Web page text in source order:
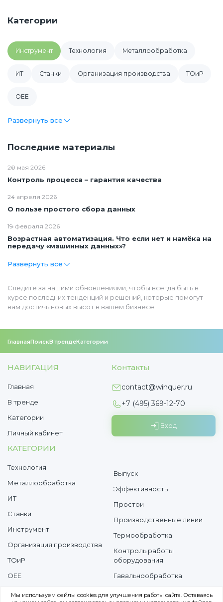
Мы используем файлы cookies для улучшения работы сайта. Оставаясь
предприятия на своем производстве используют
инструментами, только процесс стал более сложным,
более технологичным и автоматизированным.
Категории
Инструмент Технология Металлообработка
ИТ Cтанки Организация производства ТОиР
OEE
Развернуть все
Последние материалы
20 мая 2026
Контроль процесса – гарантия качества
24 апреля 2026
О пользе простого сбора данных
19 февраля 2026
Возрастная автоматизация. Что если нет и намёка на
передачу «машинных данных»?
Развернуть все
Следите за нашими обновлениями, чтобы всегда быть в
курсе последних тенденций и решений, которые помогут
вам достичь новых высот в вашем бизнесе
ГлавнаяПоискВ трендеКатегории
НАВИГАЦИЯ
Главная
В тренде
Категории
Личный кабинет
КАТЕГОРИИ
Технология
Металлообработка
ИТ
Cтанки
Инструмент
Организация производства
ТОиР
OEE
Потери
Выпуск
Эффективность
Простои
Производственные линии
Термообработка
Контроль работы
оборудования
Гавальнообработка
Контакты
contact@winquer.ru
+7 (495) 369-12-70
Вход